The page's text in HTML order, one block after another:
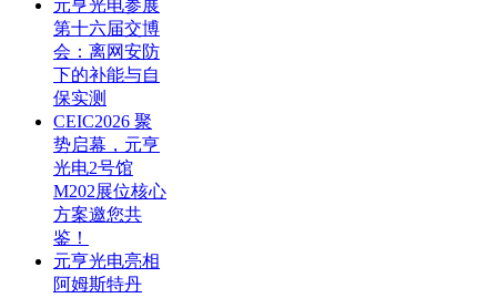
元亨光电参展
第十六届交博
会：离网安防
下的补能与自
保实测
CEIC2026 聚
势启幕，元亨
光电2号馆
M202展位核心
方案邀您共
鉴！
元亨光电亮相
阿姆斯特丹